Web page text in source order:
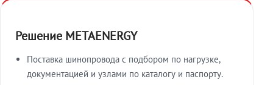
Решение METAENERGY
Поставка шинопровода с подбором по нагрузке,
документацией и узлами по каталогу и паспорту.